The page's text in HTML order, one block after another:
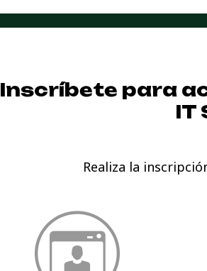
Inscríbete para
IT
Realiza la